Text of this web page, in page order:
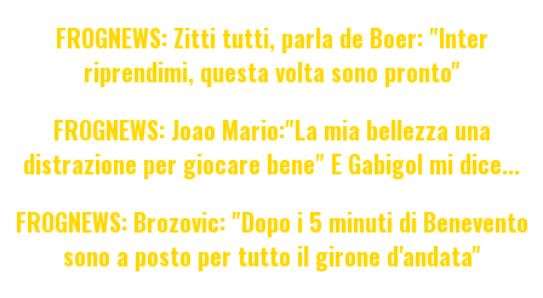
FROGNEWS: Zitti tutti, parla de Boer: "Inter
riprendimi, questa volta sono pronto"
FROGNEWS: Joao Mario:"La mia bellezza una
distrazione per giocare bene" E Gabigol mi dice...
FROGNEWS: Brozovic: "Dopo i 5 minuti di Benevento
sono a posto per tutto il girone d'andata"